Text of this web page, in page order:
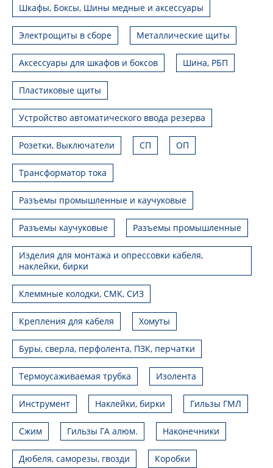
Шкафы, Боксы, Шины медные и аксессуары
Электрощиты в сборе Металлические щиты
Аксессуары для шкафов и боксов Шина, РБП
Пластиковые щиты
Устройство автоматического ввода резерва
Розетки, Выключатели СП ОП
Трансформатор тока
Разъемы промышленные и каучуковые
Разъемы каучуковые Разъемы промышленные
Изделия для монтажа и опрессовки кабеля,
наклейки, бирки
Клеммные колодки, СМК, СИЗ
Крепления для кабеля Хомуты
Буры, сверла, перфолента, ПЗК, перчатки
Термоусаживаемая трубка Изолента
Инструмент Наклейки, бирки Гильзы ГМЛ
Сжим Гильзы ГА алюм. Наконечники
Дюбеля, саморезы, гвозди Коробки